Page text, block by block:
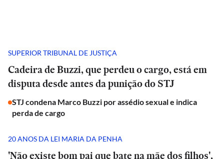
SUPERIOR TRIBUNAL DE JUSTIÇA
Cadeira de Buzzi, que perdeu o cargo, está em
disputa desde antes da punição do STJ
STJ condena Marco Buzzi por assédio sexual e indica
perda de cargo
20 ANOS DA LEI MARIA DA PENHA
'Não existe bom pai que bate na mãe dos filhos',